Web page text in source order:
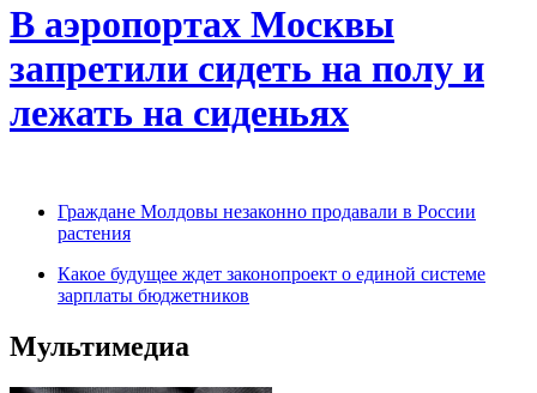
В аэропортах Москвы
запретили сидеть на полу и
лежать на сиденьях
Граждане Молдовы незаконно продавали в России
растения
Какое будущее ждет законопроект о единой системе
зарплаты бюджетников
Мультимедиа